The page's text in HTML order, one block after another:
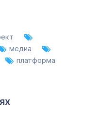
медиа
платформа